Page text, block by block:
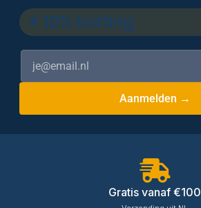
✦ 10% korting
Aanmelden →
Gratis vanaf €100